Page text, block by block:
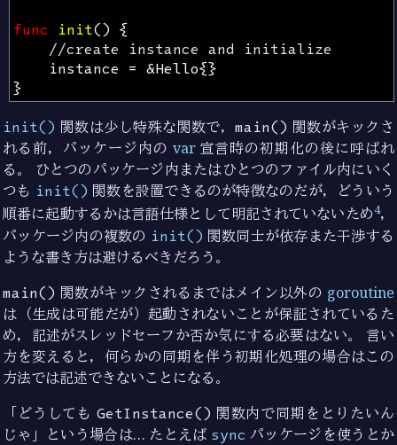
func
init() {
//create instance and initialize
instance = &Hello{}
}
init() 関数は少し特殊な関数で，main() 関数がキックさ
れる前，パッケージ内の var宣言時の初期化の後に呼ばれ
る。 ひとつのパッケージ内またはひとつのファイル内にいく
つも init() 関数を設置できるのが特徴なのだが，どういう
順番に起動するかは言語仕様として明記されていないため4，
パッケージ内の複数の init() 関数同士が依存また干渉する
ような書き方は避けるべきだろう。
main() 関数がキックされるまではメイン以外の goroutine
は（生成は可能だが）起動されないことが保証されているた
め，記述がスレッドセーフか否か気にする必要はない。 言い
方を変えると，何らかの同期を伴う初期化処理の場合はこの
方法では記述できないことになる。
「どうしても GetInstance() 関数内で同期をとりたいん
じゃ」という場合は… たとえば sync パッケージを使うとか